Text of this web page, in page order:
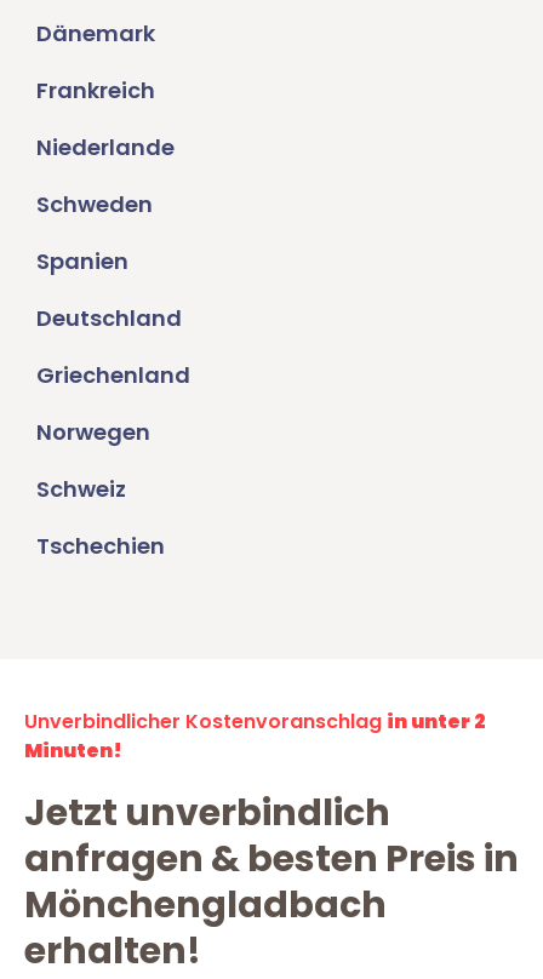
Dänemark
Frankreich
Niederlande
Schweden
Spanien
Deutschland
Griechenland
Norwegen
Schweiz
Tschechien
Unverbindlicher Kostenvoranschlag in unter 2
Minuten!
Jetzt unverbindlich
anfragen & besten Preis in
Mönchengladbach
erhalten!